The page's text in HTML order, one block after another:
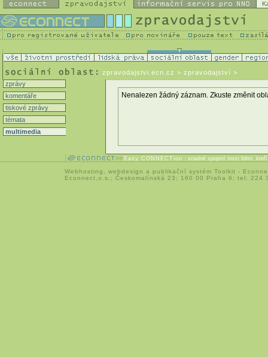
zpravodajstvi.ecn.cz > zpravodajství >
zprávy
komentáře
tiskové zprávy
témata
multimedia
Nenalezen žádný záznam. Zkuste změnit
Easy CONNECTion - snadné spojení mezi lidmi,
Webhosting webdesign a publikační systém Toolkit -
Econnect,o.s.; Českomalínská 23; 160 00 Praha 6; tel: 224